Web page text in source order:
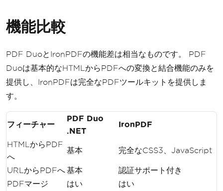
機能比較
PDF DuoとIronPDFの機能差は相当なものです。 PDF
Duoは基本的なHTMLからPDFへの変換と結合機能のみを
提供し、IronPDFは完全なPDFツールキットを提供しま
す。
フィーチャー
PDF Duo
.NET
IronPDF
HTMLからPDF
へ
基本 完全なCSS3、JavaScript
URLからPDFへ基本
認証サポート付き
PDFマージ
はい
はい